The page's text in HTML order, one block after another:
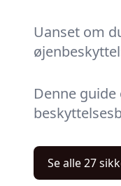
Uanset om
Denne
Se alle 27